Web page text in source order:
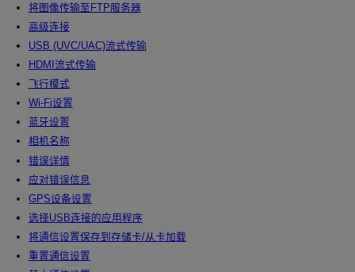
将图像传输至FTP服务器
高级连接
USB (UVC/UAC)流式传输
HDMI流式传输
飞行模式
Wi-Fi设置
蓝牙设置
相机名称
错误详情
应对错误信息
GPS设备设置
选择USB连接的应用程序
将通信设置保存到存储卡/从卡加载
重置通信设置